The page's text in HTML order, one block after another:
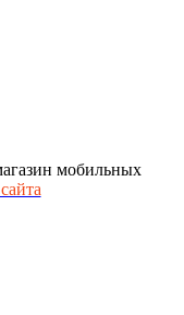
мобильных